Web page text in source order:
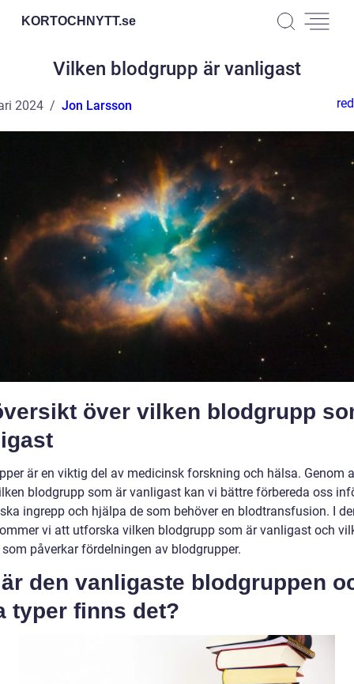
KORTOCHNYTT.se
Vilken blodgrupp är vanligast
2024 Jon Larsson
över vilken blodgrupp
är en viktig del av medicinsk forskning och hälsa. Genom
blodgrupp som är vanligast kan vi bättre förbereda oss
ingrepp och hjälpa de som behöver en blodtransfusion. I
vi att utforska vilken blodgrupp som är vanligast och
påverkar fördelningen av blodgrupper.
den vanligaste blodgruppen
typer finns det?